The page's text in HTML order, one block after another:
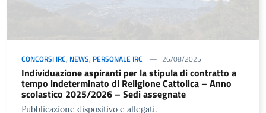
CONCORSI IRC, NEWS, PERSONALE IRC 26/08/2025
Individuazione aspiranti per la stipula di contratto a
tempo indeterminato di Religione Cattolica – Anno
scolastico 2025/2026 – Sedi assegnate
Pubblicazione dispositivo e allegati.